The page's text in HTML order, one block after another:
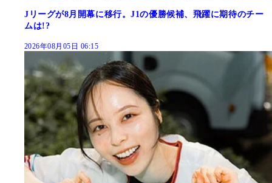
Jリーグが8月開幕に移行。J1の優勝候補、飛躍に期待のチー
ムは!?
2026年08月05日 06:15